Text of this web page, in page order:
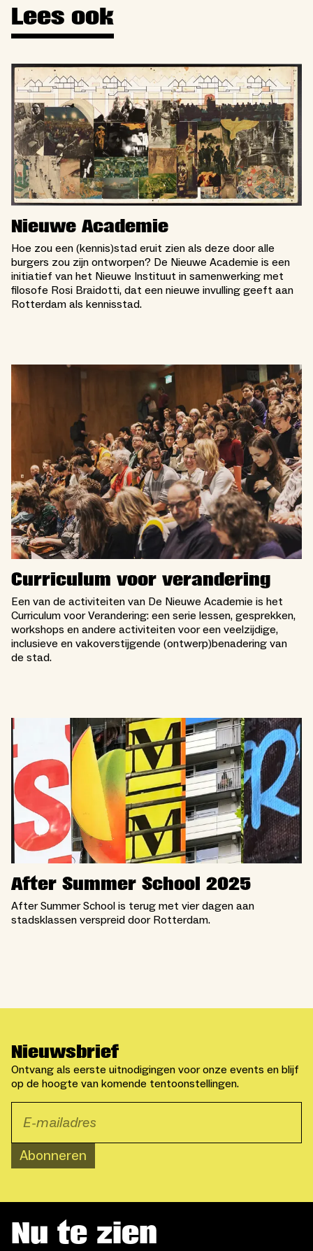
Lees ook
Nieuwe Academie
Hoe zou een (kennis)stad eruit zien als deze door alle
burgers zou zijn ontworpen? De Nieuwe Academie is een
initiatief van het Nieuwe Instituut in samenwerking met
filosofe Rosi Braidotti, dat een nieuwe invulling geeft aan
Rotterdam als kennisstad.
Curriculum voor verandering
Een van de activiteiten van De Nieuwe Academie is het
Curriculum voor Verandering: een serie lessen, gesprekken,
workshops en andere activiteiten voor een veelzijdige,
inclusieve en vakoverstijgende (ontwerp)benadering van
de stad.
After Summer School 2025
After Summer School is terug met vier dagen aan
stadsklassen verspreid door Rotterdam.
Nieuwsbrief
Ontvang als eerste uitnodigingen voor onze events en blijf
op de hoogte van komende tentoonstellingen.
Abonneren
Nu te zien